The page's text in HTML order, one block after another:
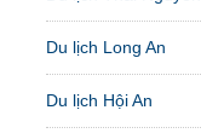
Du lịch Long An
Du lịch Hội An